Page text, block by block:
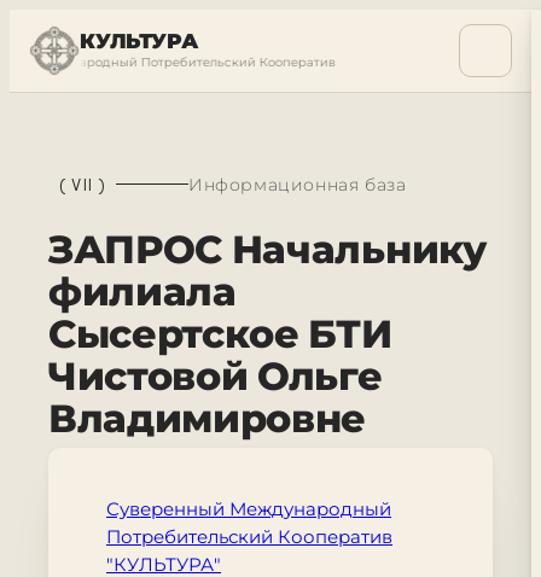
КУЛЬТУРА
Международный Потребительский Кооператив
(VII ) Информационная база
ЗАПРОС Начальнику
филиала
Сысертское БТИ
Чистовой Ольге
Владимировне
Суверенный Международный
Потребительский Кооператив
"КУЛЬТУРА"